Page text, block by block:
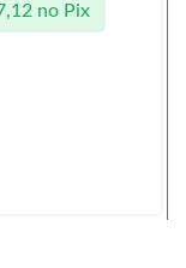
no Pix